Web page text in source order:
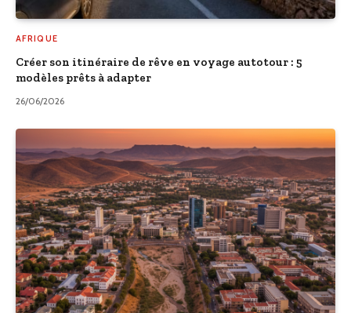
AFRIQUE
Créer son itinéraire de rêve en voyage autotour : 5
modèles prêts à adapter
26/06/2026